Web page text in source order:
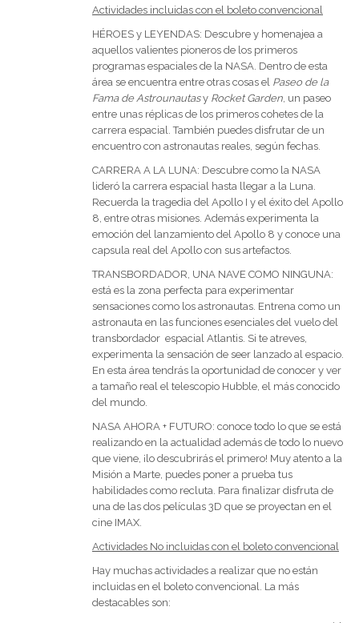
Actividades incluidas con el boleto convencional
HÉROES y LEYENDAS: Descubre y homenajea a
aquellos valientes pioneros de los primeros
programas espaciales de la NASA. Dentro de esta
área se encuentra entre otras cosas el Paseo de la
Fama de Astrounautasy Rocket Garden, un paseo
entre unas réplicas de los primeros cohetes de la
carrera espacial. También puedes disfrutar de un
encuentro con astronautas reales, según fechas.
CARRERA A LA LUNA: Descubre como la NASA
lideró la carrera espacial hasta llegar a la Luna.
Recuerda la tragedia del Apollo I y el éxito del Apollo
8, entre otras misiones. Además experimenta la
emoción del lanzamiento del Apollo 8 y conoce una
capsula real del Apollo con sus artefactos.
TRANSBORDADOR, UNA NAVE COMO NINGUNA:
está es la zona perfecta para experimentar
sensaciones como los astronautas. Entrena como un
astronauta en las funciones esenciales del vuelo del
transbordador espacial Atlantis. Si te atreves,
experimenta la sensación de seer lanzado al espacio.
En esta área tendrás la oportunidad de conocer y ver
a tamaño real el telescopio Hubble, el más conocido
del mundo.
NASA AHORA + FUTURO: conoce todo lo que se está
realizando en la actualidad además de todo lo nuevo
que viene, ¡lo descubrirás el primero! Muy atento a la
Misión a Marte, puedes poner a prueba tus
habilidades como recluta. Para finalizar disfruta de
una de las dos películas 3D que se proyectan en el
cine IMAX.
Actividades No incluidas con el boleto convencional
Hay muchas actividades a realizar que no están
incluidas en el boleto convencional. La más
destacables son: